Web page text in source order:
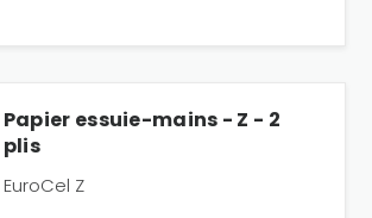
Papier essuie-mains - Z - 2
plis
EuroCel Z